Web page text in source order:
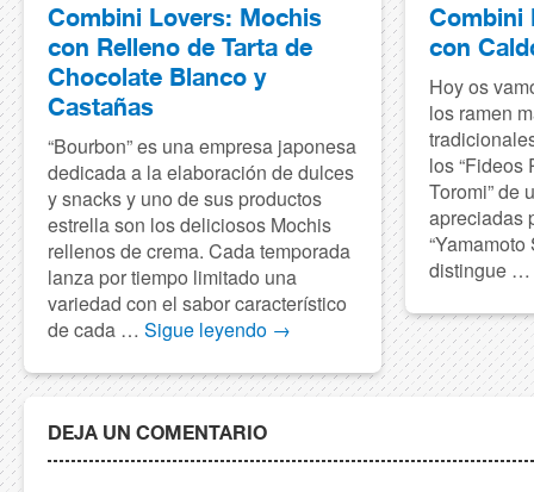
Combini Lovers: Mochis
con Relleno de Tarta de
Chocolate Blanco y
Castañas
“Bourbon” es una empresa japonesa
dedicada a la elaboración de dulces
y snacks y uno de sus productos
estrella son los deliciosos Mochis
rellenos de crema. Cada temporada
lanza por tiempo limitado una
variedad con el sabor característico
de cada … Sigue leyendo →
Combini
con
Hoy os
los ramen
los “Fideos
Toromi” de
apreciadas
distingue …
DEJA UN COMENTARIO